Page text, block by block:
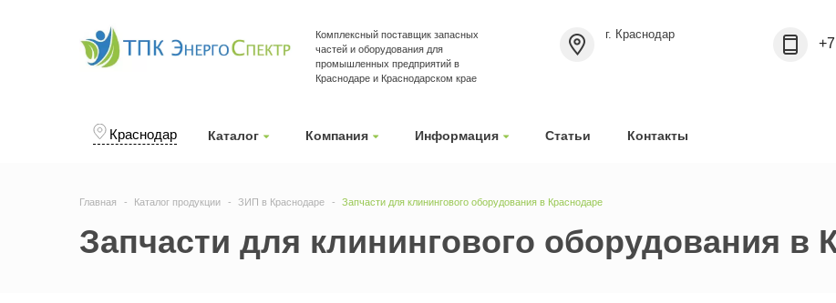
Краснодар Каталог Компания Информация Статьи Контакты
Комплексный поставщик запасных
частей и оборудования для
промышленных предприятий в
Краснодаре и Краснодарском крае
г. Краснодар
Главная Каталог продукции ЗИП в Краснодаре Запчасти для клинингового оборудования в Краснодаре
Запчасти для клинингового оборудования в